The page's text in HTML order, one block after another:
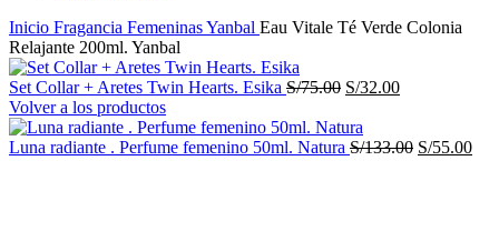
Inicio Fragancia FemeninasYanbal Eau Vitale Té Verde Colonia
Relajante 200ml. Yanbal
Set Collar + Aretes Twin Hearts. Esika S/75.00 El
original
era:
S/32.00El
es:
Volver a los productos
Luna radiante . Perfume femenino 50ml. Natura S/133.00 El
S/55.00El